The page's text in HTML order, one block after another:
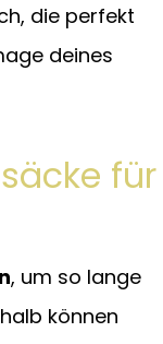
die perfekt
deines
für
, um so lange
können